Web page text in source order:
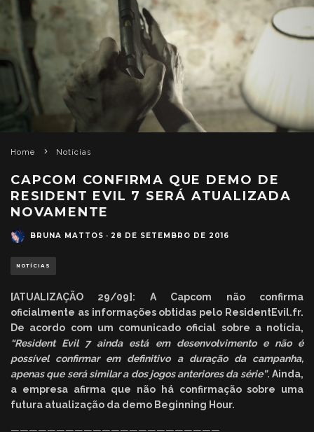
Home Notícias
CAPCOM CONFIRMA QUE DEMO DE
RESIDENT EVIL 7 SERÁ ATUALIZADA
NOVAMENTE
BRUNA MATTOS · 28 DE SETEMBRO DE 2016
NOTÍCIAS
[ATUALIZAÇÃO 29/09]: A Capcom não confirma
oficialmente as informações obtidas pelo ResidentEvil.fr.
De acordo com um comunicado oficial sobre a notícia,
“Resident Evil 7 ainda está em desenvolvimento e não é
possível confirmar em definitivo a duração da campanha,
apenas que será similar a dos jogos anteriores da série”. Ainda,
a empresa afirma que não há confirmação sobre uma
futura atualização da demo Beginning Hour.